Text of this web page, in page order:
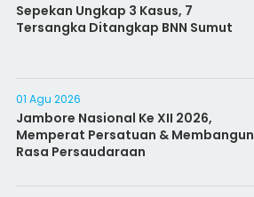
Sepekan Ungkap 3 Kasus, 7
Tersangka Ditangkap BNN Sumut
01 Agu 2026
Jambore Nasional Ke XII 2026,
Memperat Persatuan & Membangun
Rasa Persaudaraan